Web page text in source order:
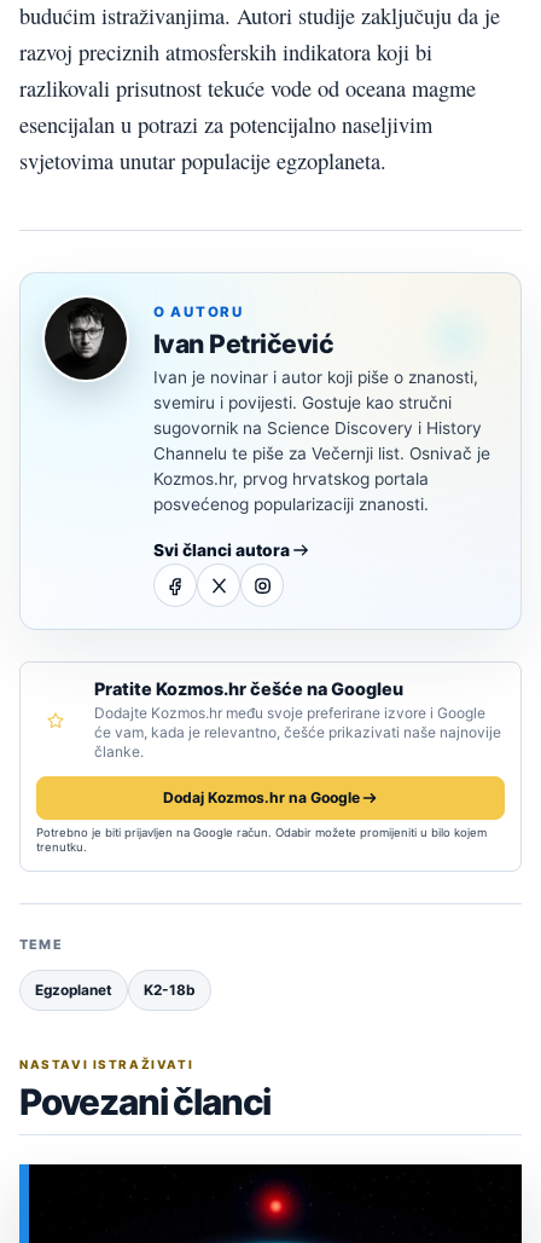
budućim istraživanjima. Autori studije zaključuju da je
razvoj preciznih atmosferskih indikatora koji bi
razlikovali prisutnost tekuće vode od oceana magme
esencijalan u potrazi za potencijalno naseljivim
svjetovima unutar populacije egzoplaneta.
O AUTORU
Ivan Petričević
Ivan je novinar i autor koji piše o znanosti,
svemiru i povijesti. Gostuje kao stručni
sugovornik na Science Discovery i History
Channelu te piše za Večernji list. Osnivač je
Kozmos.hr, prvog hrvatskog portala
posvećenog popularizaciji znanosti.
Svi članci autora
Pratite Kozmos.hr češće na Googleu
Dodajte Kozmos.hr među svoje preferirane izvore i Google
će vam, kada je relevantno, češće prikazivati naše najnovije
članke.
Dodaj Kozmos.hr na Google
Potrebno je biti prijavljen na Google račun. Odabir možete promijeniti u bilo kojem
trenutku.
TEME
Egzoplanet K2-18b
NASTAVI ISTRAŽIVATI
Povezani članci